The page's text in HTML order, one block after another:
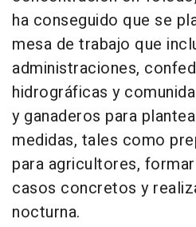
ha conseguido que se
mesa de trabajo que
administraciones,
hidrográficas y
y ganaderos para
medidas, tales como
para agricultores,
casos concretos y
nocturna.